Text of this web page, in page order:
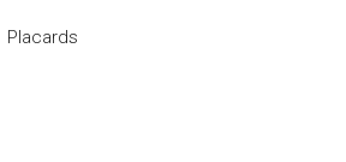
Placards